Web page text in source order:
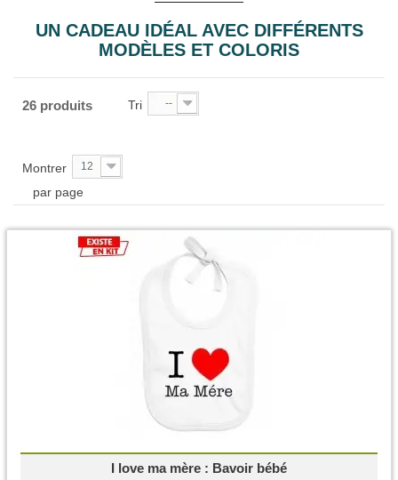
UN CADEAU IDÉAL AVEC DIFFÉRENTS
MODÈLES ET COLORIS
26 produits Tri --
Montrer 12
par page
I love ma mère : Bavoir bébé